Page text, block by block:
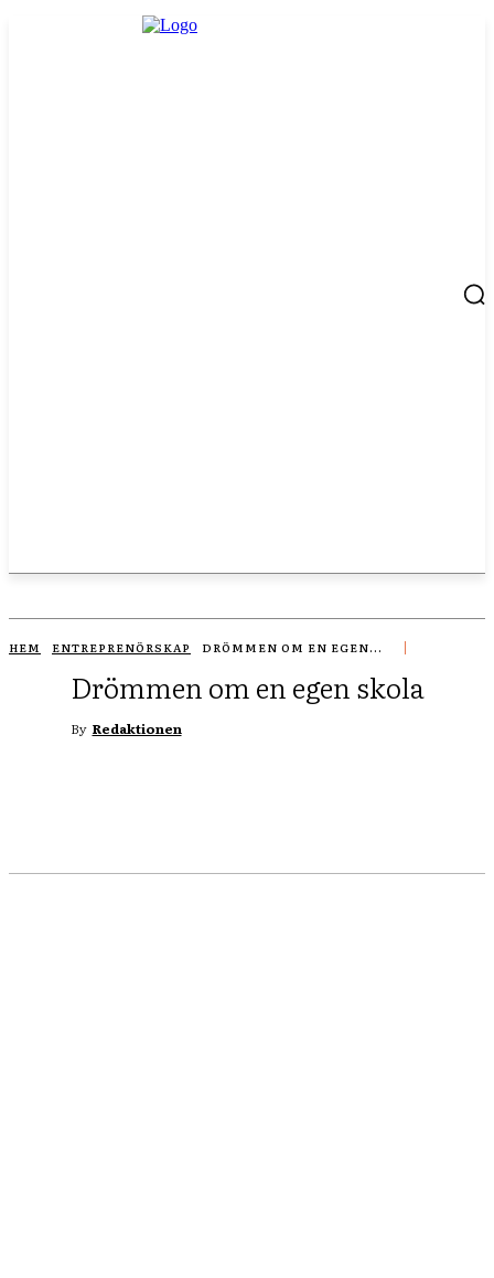
HEM ENTREPRENÖRSKAP DRÖMMEN OM EN EGEN...
Drömmen om en egen skola
By Redaktionen